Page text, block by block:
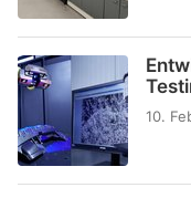
10.